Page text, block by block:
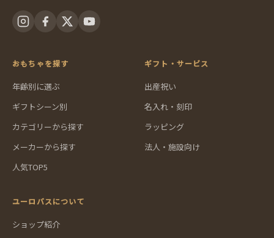
おもちゃを探す
年齢別に選ぶ
ギフトシーン別
カテゴリーから探す
メーカーから探す
人気TOP5
ギフト・サービス
出産祝い
名入れ・刻印
ラッピング
法人・施設向け
ユーロバスについて
ショップ紹介